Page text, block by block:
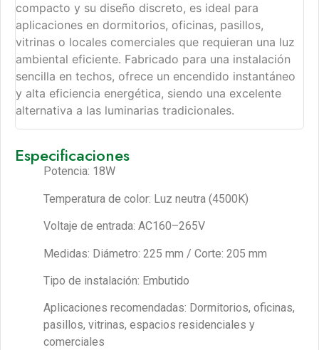
compacto y su diseño discreto, es ideal para
aplicaciones en dormitorios, oficinas, pasillos,
vitrinas o locales comerciales que requieran una luz
ambiental eficiente. Fabricado para una instalación
sencilla en techos, ofrece un encendido instantáneo
y alta eficiencia energética, siendo una excelente
alternativa a las luminarias tradicionales.
Especificaciones
Potencia: 18W
Temperatura de color: Luz neutra (4500K)
Voltaje de entrada: AC160–265V
Medidas: Diámetro: 225 mm / Corte: 205 mm
Tipo de instalación: Embutido
Aplicaciones recomendadas: Dormitorios, oficinas,
pasillos, vitrinas, espacios residenciales y
comerciales